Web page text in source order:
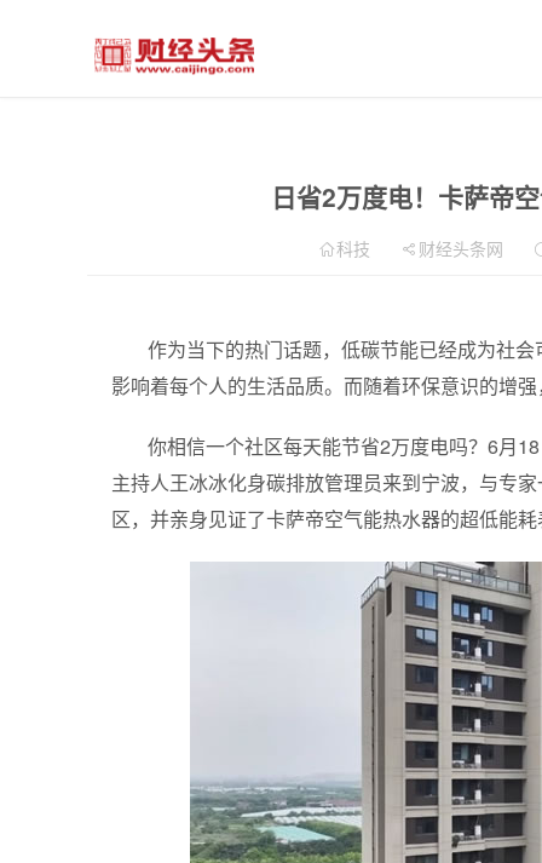
日省2万度电！卡萨帝
科技 财经头条网
作为当下的热门话题，低碳节能已经成为社
影响着每个人的生活品质。而随着环保意识的增
你相信一个社区每天能节省2万度电吗？6月
主持人王冰冰化身碳排放管理员来到宁波，与专
区，并亲身见证了卡萨帝空气能热水器的超低能